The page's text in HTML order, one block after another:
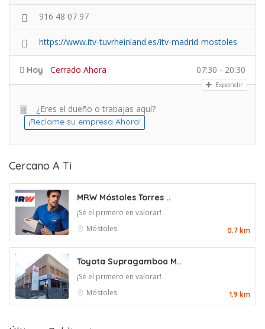
916 48 07 97
https://www.itv-tuvrheinland.es/itv-madrid-mostoles
Hoy Cerrado Ahora 07:30 - 20:30
Expandir
¿Eres el dueño o trabajas aquí?
¡Reclame su empresa Ahora!
Cercano A Ti
MRW Móstoles Torres ..
¡Sé el primero en valorar!
Móstoles
0.7 km
Toyota Supragamboa M..
¡Sé el primero en valorar!
Móstoles
1.9 km